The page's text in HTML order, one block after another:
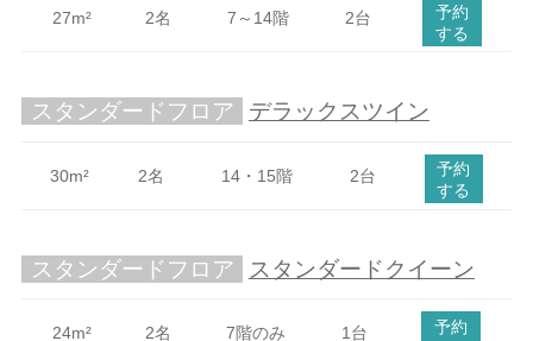
27m² 2名 7～14階 2台
予約
する
スタンダードフロア デラックスツイン
30m² 2名 14・15階 2台
予約
する
スタンダードフロア スタンダードクイーン
24m² 2名 7階のみ 1台
予約